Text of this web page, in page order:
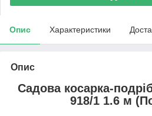
Опис Характеристики
Опис
Садова косарка-
918/1 1.6 м